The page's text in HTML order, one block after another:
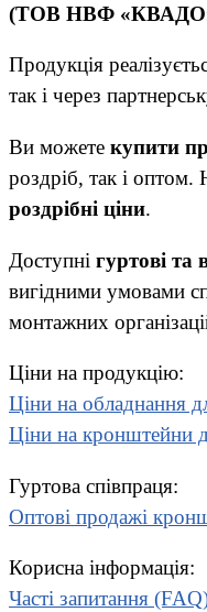
(ТОВ НВФ
Продукція
так і через
Ви можете купити
роздріб, так і оптом.
роздрібні ціни.
Доступні гуртові та
вигідними умовами
монтажних
Ціни на продукцію:
Ціни на обладнання
Ціни на кронштейни
Гуртова співпраця:
Оптові продажі
Корисна інформація:
Часті запитання